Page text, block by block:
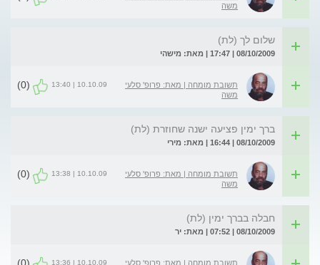
משה
שלום לך (לת)
08/10/2009 | 17:47 | מאת: מישהי
תשובת מומחה | מאת: פרופ' סלעי
משה
10.10.09 | 13:40
(0)
ברך ימין פציעה ישנה שחוזרת (לת)
08/10/2009 | 16:44 | מאת: מירי
תשובת מומחה | מאת: פרופ' סלעי
משה
10.10.09 | 13:38
(0)
חבלה בברך ימין (לת)
08/10/2009 | 07:52 | מאת: יר
תשובת מומחה | מאת: פרופ' סלעי
10.10.09 | 13:36